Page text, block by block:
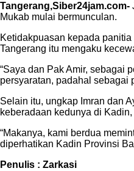
Tangerang,Siber24jam.com-
Mukab mulai bermunculan.
Ketidakpuasan kepada
Tangerang itu mengaku
“Saya dan Pak Amir, sebagai
persyaratan, padahal sebagai
Selain itu, ungkap Imran dan
keberadaan kedunya di
“Makanya, kami berdua
diperhatikan Kadin Provinsi
Penulis : Zarkasi